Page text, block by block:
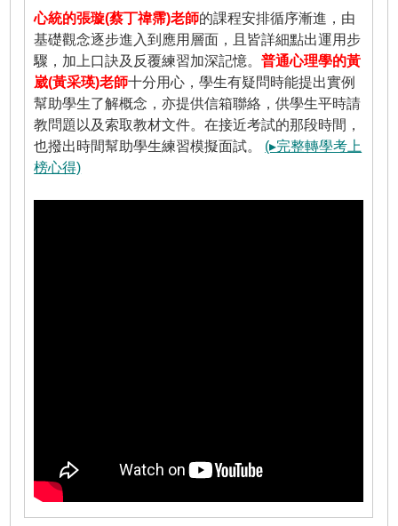
心統的張璇(蔡丁禕霈)老師的課程安排循序漸進，由
基礎觀念逐步進入到應用層面，且皆詳細點出運用步
驟，加上口訣及反覆練習加深記憶。普通心理學的黃
崴(黃采瑛)老師十分用心，學生有疑問時能提出實例
幫助學生了解概念，亦提供信箱聯絡，供學生平時請
教問題以及索取教材文件。在接近考試的那段時間，
也撥出時間幫助學生練習模擬面試。 (▸完整轉學考上
榜心得)